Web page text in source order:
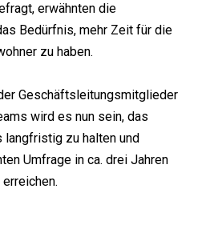
erwähnten die
Bedürfnis, mehr Zeit für die
zu haben.
Geschäftsleitungsmitglieder
wird es nun sein, das
langfristig zu halten und
Umfrage in ca. drei Jahren